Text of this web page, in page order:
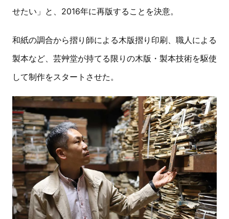
せたい」と、2016年に再版することを決意。
和紙の調合から摺り師による木版摺り印刷、職人による
製本など、芸艸堂が持てる限りの木版・製本技術を駆使
して制作をスタートさせた。